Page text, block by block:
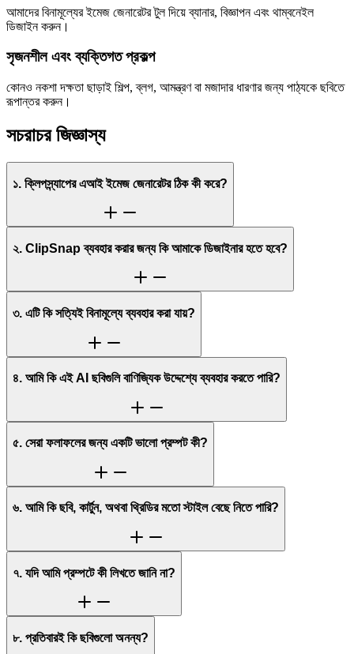
আমাদের বিনামূল্যের ইমেজ জেনারেটর টুল দিয়ে ব্যানার, বিজ্ঞাপন এবং থাম্বনেইল
ডিজাইন করুন।
সৃজনশীল এবং ব্যক্তিগত প্রকল্প
কোনও নকশা দক্ষতা ছাড়াই শিল্প, ব্লগ, আমন্ত্রণ বা মজাদার ধারণার জন্য পাঠ্যকে ছবিতে
রূপান্তর করুন।
সচরাচর জিজ্ঞাস্য
১. ক্লিপস্ন্যাপের এআই ইমেজ জেনারেটর ঠিক কী করে?
২. ClipSnap ব্যবহার করার জন্য কি আমাকে ডিজাইনার হতে হবে?
৩. এটি কি সত্যিই বিনামূল্যে ব্যবহার করা যায়?
৪. আমি কি এই AI ছবিগুলি বাণিজ্যিক উদ্দেশ্যে ব্যবহার করতে পারি?
৫. সেরা ফলাফলের জন্য একটি ভালো প্রম্পট কী?
৬. আমি কি ছবি, কার্টুন, অথবা থ্রিডির মতো স্টাইল বেছে নিতে পারি?
৭. যদি আমি প্রম্পটে কী লিখতে জানি না?
৮. প্রতিবারই কি ছবিগুলো অনন্য?